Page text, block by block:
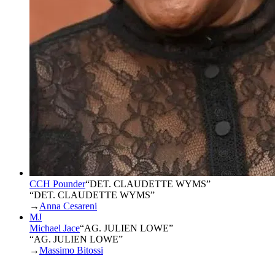
CCH Pounder“DET. CLAUDETTE WYMS”
“DET. CLAUDETTE WYMS”
→ Anna Cesareni
MJ
Michael Jace“AG. JULIEN LOWE”
“AG. JULIEN LOWE”
→Massimo Bitossi